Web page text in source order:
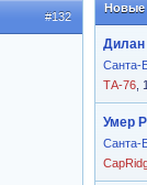
Новые
Дилан
Санта-
ТА-76
Умер
Санта-
#132